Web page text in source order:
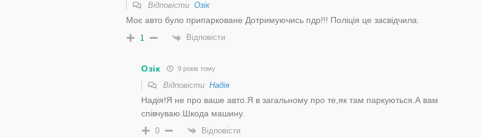
Відповісти Озік
Моє авто було припарковане Дотримуючись пдр!!! Поліція це засвідчила.
1 Відповісти
Озік 9 років тому
Відповісти Надія
Надія!Я не про ваше авто.Я в загальному про те,як там паркуються.А вам
співчуваю.Шкода машину.
0 Відповісти